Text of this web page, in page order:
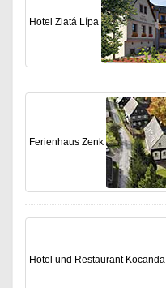
Hotel Zlatá Lípa
Ferienhaus Zenk
Hotel und Restaurant Kocanda